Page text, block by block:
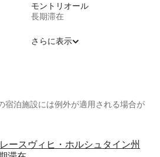
モントリオール
長期滞在
さらに表示
宿泊施設には例外が適用される場合が
ースヴィヒ・ホルシュタイン州